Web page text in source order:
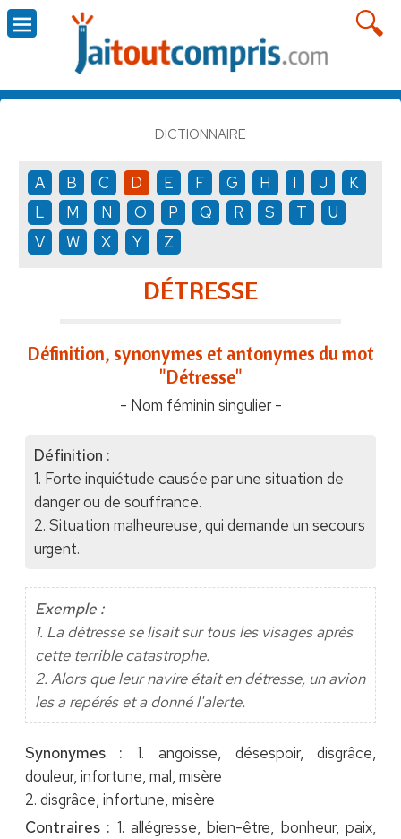
DICTIONNAIRE
A B C D E F G H I J
K
L
M N O P Q R S T
U
V
W X Y Z
DÉTRESSE
Définition, synonymes et antonymes du mot
"Détresse"
- Nom féminin singulier -
Définition :
1. Forte inquiétude causée par une situation de
danger ou de souffrance.
2. Situation malheureuse, qui demande un secours
urgent.
Exemple :
1. La détresse se lisait sur tous les visages après
cette terrible catastrophe.
2. Alors que leur navire était en détresse, un avion
les a repérés et a donné l'alerte.
Synonymes : 1. angoisse, désespoir, disgrâce,
douleur, infortune, mal, misère
2. disgrâce, infortune, misère
Contraires : 1. allégresse, bien-être, bonheur, paix,